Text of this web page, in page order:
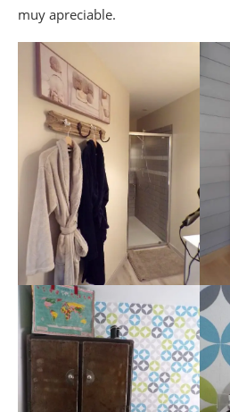
muy apreciable.